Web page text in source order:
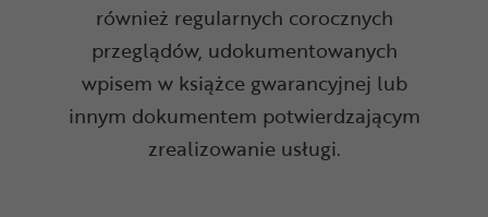
również regularnych corocznych
przeglądów, udokumentowanych
wpisem w książce gwarancyjnej lub
innym dokumentem potwierdzającym
zrealizowanie usługi.